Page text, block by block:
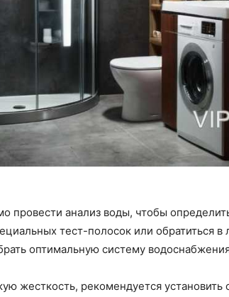
провести анализ воды, чтобы
тест-полосок или обратиться в
оптимальную систему
жесткость, рекомендуется установить